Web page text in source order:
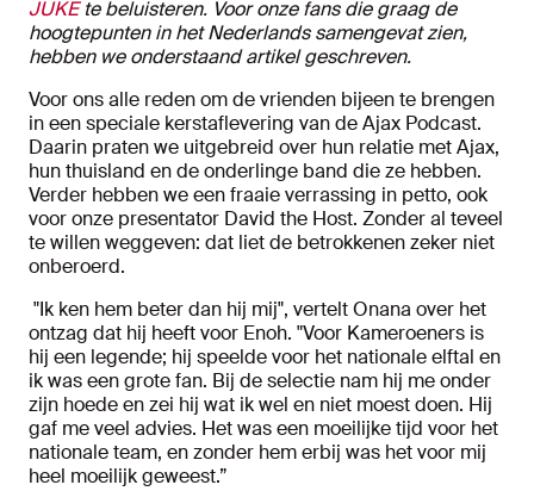
JUKE te beluisteren. Voor onze fans die graag de
hoogtepunten in het Nederlands samengevat zien,
hebben we onderstaand artikel geschreven.
Voor ons alle reden om de vrienden bijeen te brengen
in een speciale kerstaflevering van de Ajax Podcast.
Daarin praten we uitgebreid over hun relatie met Ajax,
hun thuisland en de onderlinge band die ze hebben.
Verder hebben we een fraaie verrassing in petto, ook
voor onze presentator David the Host. Zonder al teveel
te willen weggeven: dat liet de betrokkenen zeker niet
onberoerd.
"Ik ken hem beter dan hij mij", vertelt Onana over het
ontzag dat hij heeft voor Enoh. "Voor Kameroeners is
hij een legende; hij speelde voor het nationale elftal en
ik was een grote fan. Bij de selectie nam hij me onder
zijn hoede en zei hij wat ik wel en niet moest doen. Hij
gaf me veel advies. Het was een moeilijke tijd voor het
nationale team, en zonder hem erbij was het voor mij
heel moeilijk geweest.”